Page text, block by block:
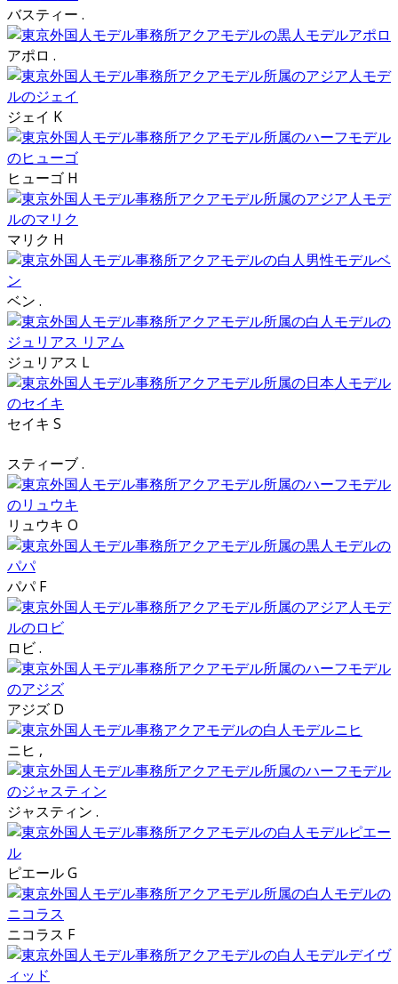
バスティー .
アポロ .
ジェイ K
ヒューゴ H
マリク H
ベン .
ジュリアス L
セイキ S
スティーブ .
リュウキ O
パパ F
ロビ .
アジズ D
ニヒ ,
ジャスティン .
ピエール G
ニコラス F